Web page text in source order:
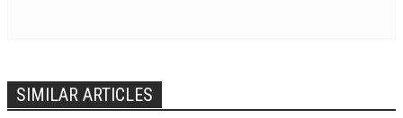
SIMILAR ARTICLES